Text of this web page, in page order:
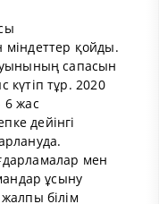
міндеттер қойды.
сапасын
күтіп тұр. 2020
6 жас
дейінгі
мен
ұсыну
білім